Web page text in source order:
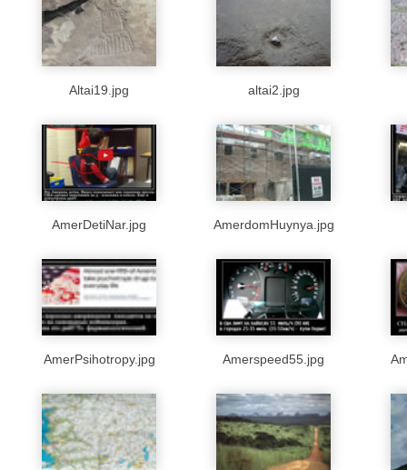
Altai19.jpg altai2.jpg
AmerDetiNar.jpg AmerdomHuynya.jpg
AmerPsihotropy.jpg Amerspeed55.jpg